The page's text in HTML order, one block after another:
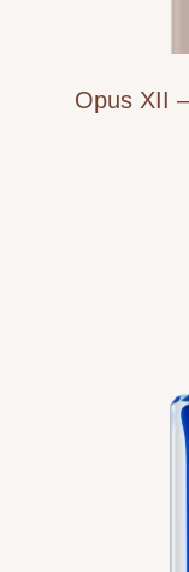
Opus XII